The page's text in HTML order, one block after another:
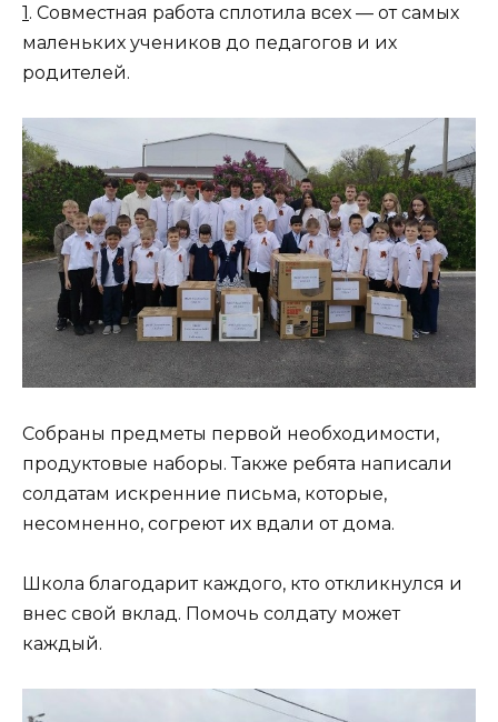
1. Совместная работа сплотила всех — от самых
маленьких учеников до педагогов и их
родителей.
Собраны предметы первой необходимости,
продуктовые наборы. Также ребята написали
солдатам искренние письма, которые,
несомненно, согреют их вдали от дома.
Школа благодарит каждого, кто откликнулся и
внес свой вклад. Помочь солдату может
каждый.